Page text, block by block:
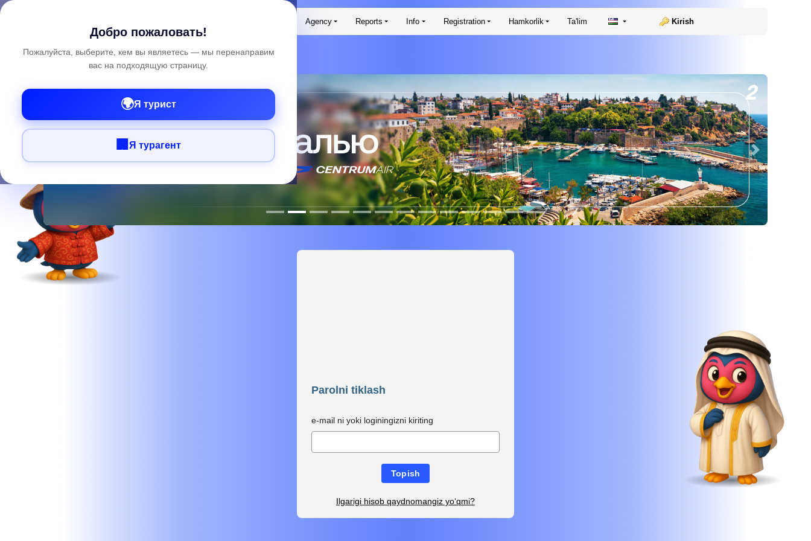
Agency Reports Info Registration Hamkorlik Ta'lim Kirish
Parolni tiklash
e-mail ni yoki loginingizni kiriting
Topish
Ilgarigi hisob qaydnomangiz yo‘qmi?
Добро пожаловать!
Пожалуйста, выберите, кем вы являетесь — мы перенаправим
вас на подходящую страницу.
🌍Я турист
🏢 Я турагент